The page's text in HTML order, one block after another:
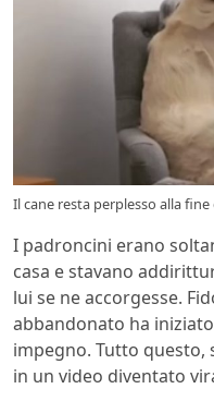
Il cane resta perplesso alla
I padroncini erano
casa e stavano
lui se ne accorgesse.
abbandonato ha
impegno. Tutto
in un video diventato